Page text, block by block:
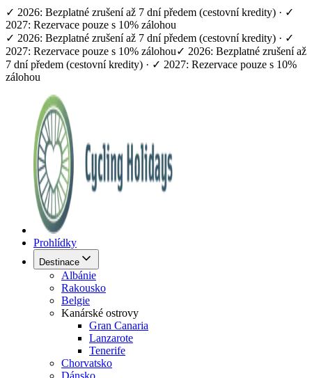
✓ 2026: Bezplatné zrušení až 7 dní předem (cestovní kredity) · ✓
2027: Rezervace pouze s 10% zálohou
✓ 2026: Bezplatné zrušení až 7 dní předem (cestovní kredity) · ✓
2027: Rezervace pouze s 10% zálohou✓ 2026: Bezplatné zrušení až
7 dní předem (cestovní kredity) · ✓ 2027: Rezervace pouze s 10%
zálohou
Prohlídky
Destinace
Albánie
Rakousko
Belgie
Kanárské ostrovy
Gran Canaria
Lanzarote
Tenerife
Chorvatsko
Dánsko